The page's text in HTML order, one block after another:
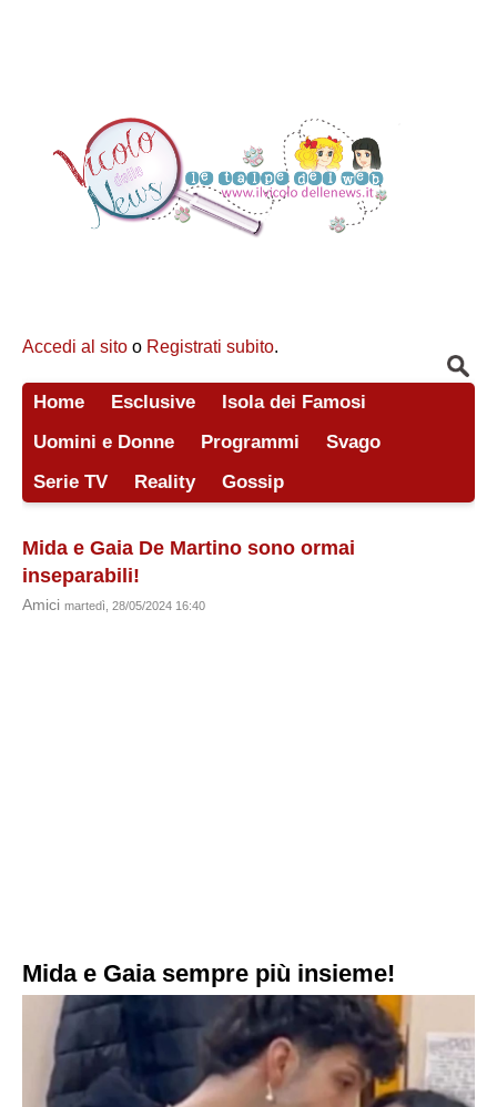
Accedi al sito o Registrati subito.
Home Esclusive
Isola dei Famosi
Uomini e Donne
Programmi
Svago
Serie TV
Reality Gossip
Mida e Gaia De Martino sono ormai
inseparabili!
Amici martedì, 28/05/2024 16:40
Mida e Gaia sempre più insieme!